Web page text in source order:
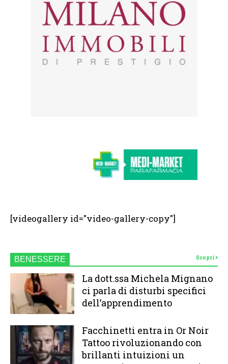
[videogallery id="video-gallery-copy"]
BENESSERE Scopri
La dott.ssa Michela Mignano
ci parla di disturbi specifici
dell’apprendimento
Facchinetti entra in Or Noir
Tattoo rivoluzionando con
brillanti intuizioni un